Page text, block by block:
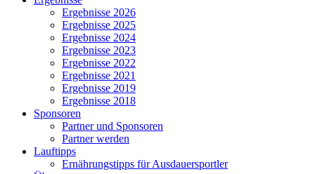
Ergebnisse 2026
Ergebnisse 2025
Ergebnisse 2024
Ergebnisse 2023
Ergebnisse 2022
Ergebnisse 2021
Ergebnisse 2019
Ergebnisse 2018
Sponsoren
Partner und Sponsoren
Partner werden
Lauftipps
Ernährungstipps für Ausdauersportler